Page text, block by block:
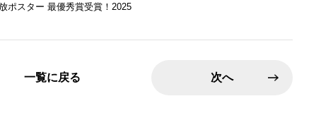
ポスター 最優秀賞受賞！2025
一覧に戻る 次へ